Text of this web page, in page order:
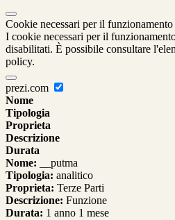
Cookie necessari per il funzionamento
I cookie necessari per il
disabilitati. È possibile consultare
policy.
prezi.com
Nome
Tipologia
Proprieta
Descrizione
Durata
Nome: __putma
Tipologia: analitico
Proprieta: Terze Parti
Descrizione: Funzione
Durata: 1 anno 1 mese